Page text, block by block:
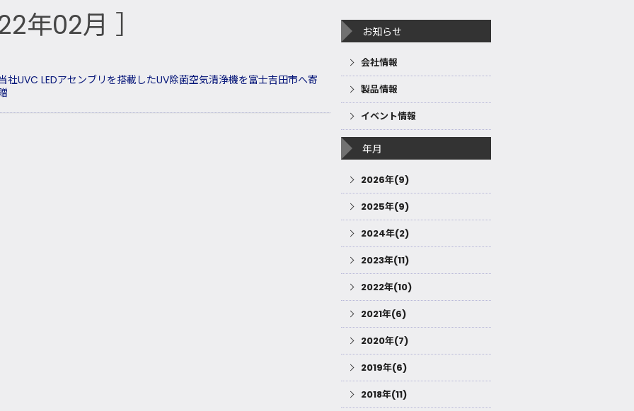
年02月 ］
社UVC LEDアセンブリを搭載したUV除菌空気清浄機を富士吉田市へ寄
お知らせ
会社情報
製品情報
イベント情報
年月
2026年(9)
2025年(9)
2024年(2)
2023年(11)
2022年(10)
2021年(6)
2020年(7)
2019年(6)
2018年(11)